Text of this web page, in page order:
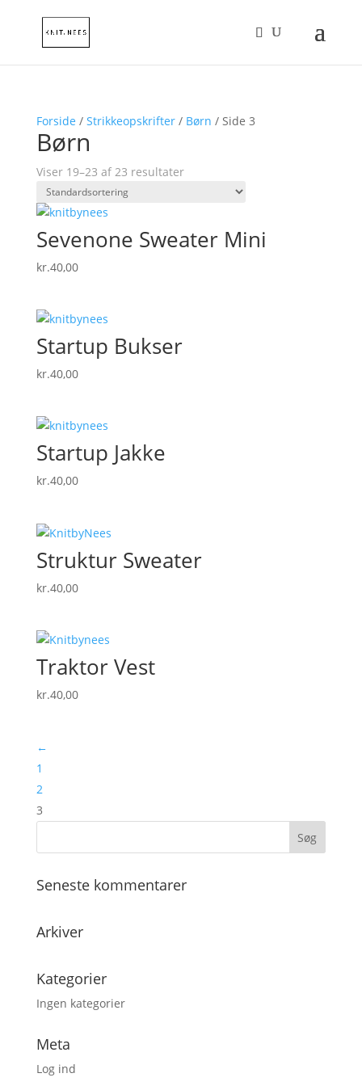
Forside / Strikkeopskrifter/ Børn / Side 3
Børn
Viser 19–23 af 23 resultater
Sevenone Sweater Mini
kr.40,00
Startup Bukser
kr.40,00
Startup Jakke
kr.40,00
Struktur Sweater
kr.40,00
Traktor Vest
kr.40,00
←
1
2
3
Seneste kommentarer
Arkiver
Kategorier
Ingen kategorier
Meta
Log ind